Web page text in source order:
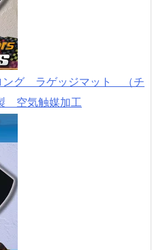
グ ラゲッジマット （チ
空気触媒加工